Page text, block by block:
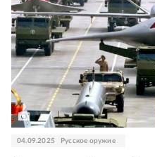
04.09.2025 Русское оружие